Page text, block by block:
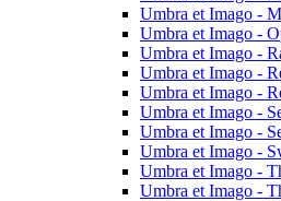
Umbra et Imago -
Umbra et Imago -
Umbra et Imago -
Umbra et Imago -
Umbra et Imago -
Umbra et Imago -
Umbra et Imago -
Umbra et Imago -
Umbra et Imago -
Umbra et Imago -